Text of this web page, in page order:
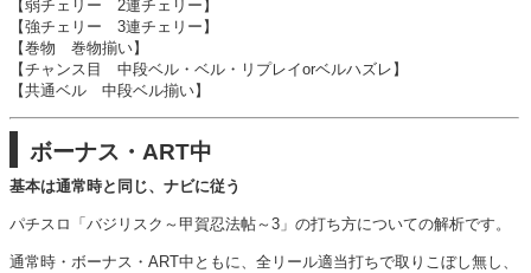
【弱チェリー 2連チェリー】
【強チェリー 3連チェリー】
【巻物 巻物揃い】
【チャンス目
中段ベル・ベル・リプレイorベルハズレ】
【共通ベル 中段ベル揃い】
ボーナス・ART中
基本は通常時と同じ、ナビに従う
パチスロ「バジリスク～甲賀忍法帖～3」の打ち方についての解析です。
通常時・ボーナス・ART中ともに、全リール適当打ちで取りこぼし無し、